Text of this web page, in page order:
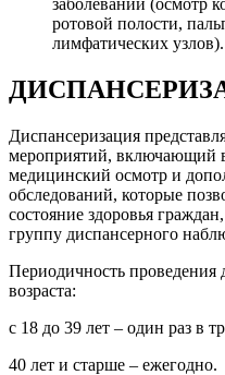
ротовой полости,
лимфатических узлов).
Диспансеризация
мероприятий, включающий
медицинский осмотр и
обследований, которые
состояние здоровья
группу диспансерного
Периодичность проведения
возраста:
с 18 до 39 лет – один раз в
40 лет и старше – ежегодно.